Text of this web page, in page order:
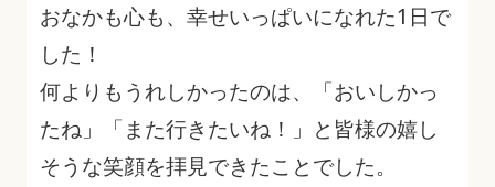
おなかも心も、幸せいっぱいになれた1日で
した！
何よりもうれしかったのは、「おいしかっ
たね」「また行きたいね！」と皆様の嬉し
そうな笑顔を拝見できたことでした。